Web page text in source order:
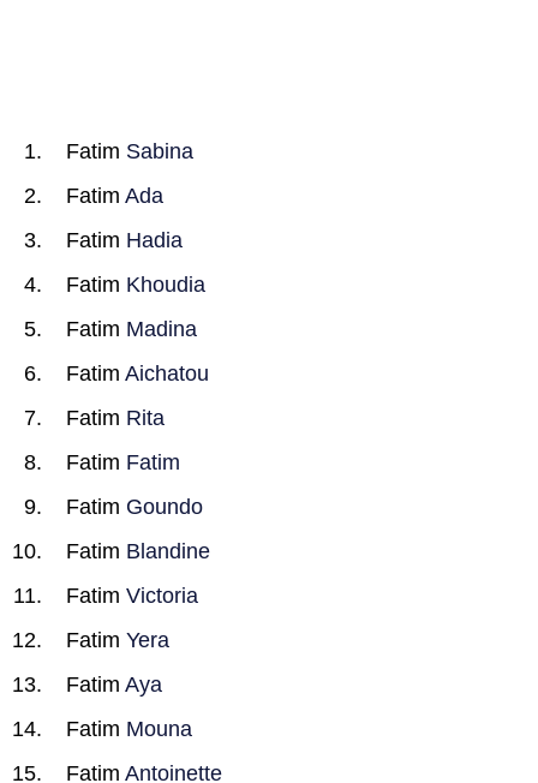
Fatim Sabina
Fatim Ada
Fatim Hadia
Fatim Khoudia
Fatim Madina
Fatim Aichatou
Fatim Rita
Fatim Fatim
Fatim Goundo
Fatim Blandine
Fatim Victoria
Fatim Yera
Fatim Aya
Fatim Mouna
Fatim Antoinette